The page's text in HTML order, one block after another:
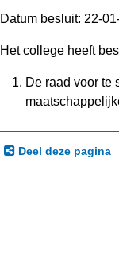
Datum besluit: 22-
Het college heeft
De raad voor te
Deel deze pagina